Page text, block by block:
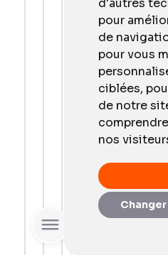
d'autres
pour
de
pour vous
ciblées,
de notre
nos
16 janvier
ouais en effet
Répondre
Guillaume
17 janvier
Je suis
que toi... J'ai fait
(Maintenance
Automatisés)